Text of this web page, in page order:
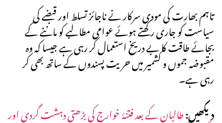
تاہم بھارت کی مودی سرکار نے ناجائز تسلط اور قبضے کی
سیاست کو جاری رکھتے ہوئے عوامی مطالبے کو ماننے کے
بجائے طاقت کا بے دریخ استعمال کر رہی ہے جیسا کہ وہ
مقبوضہ جموں و کشمیر میں حریت پسندوں کے ساتھ بھی کر
رہی ہے۔
دیکھیں:طالبان کے بعد فتنۂ خوارج کی بڑھتی دہشت گردی اور